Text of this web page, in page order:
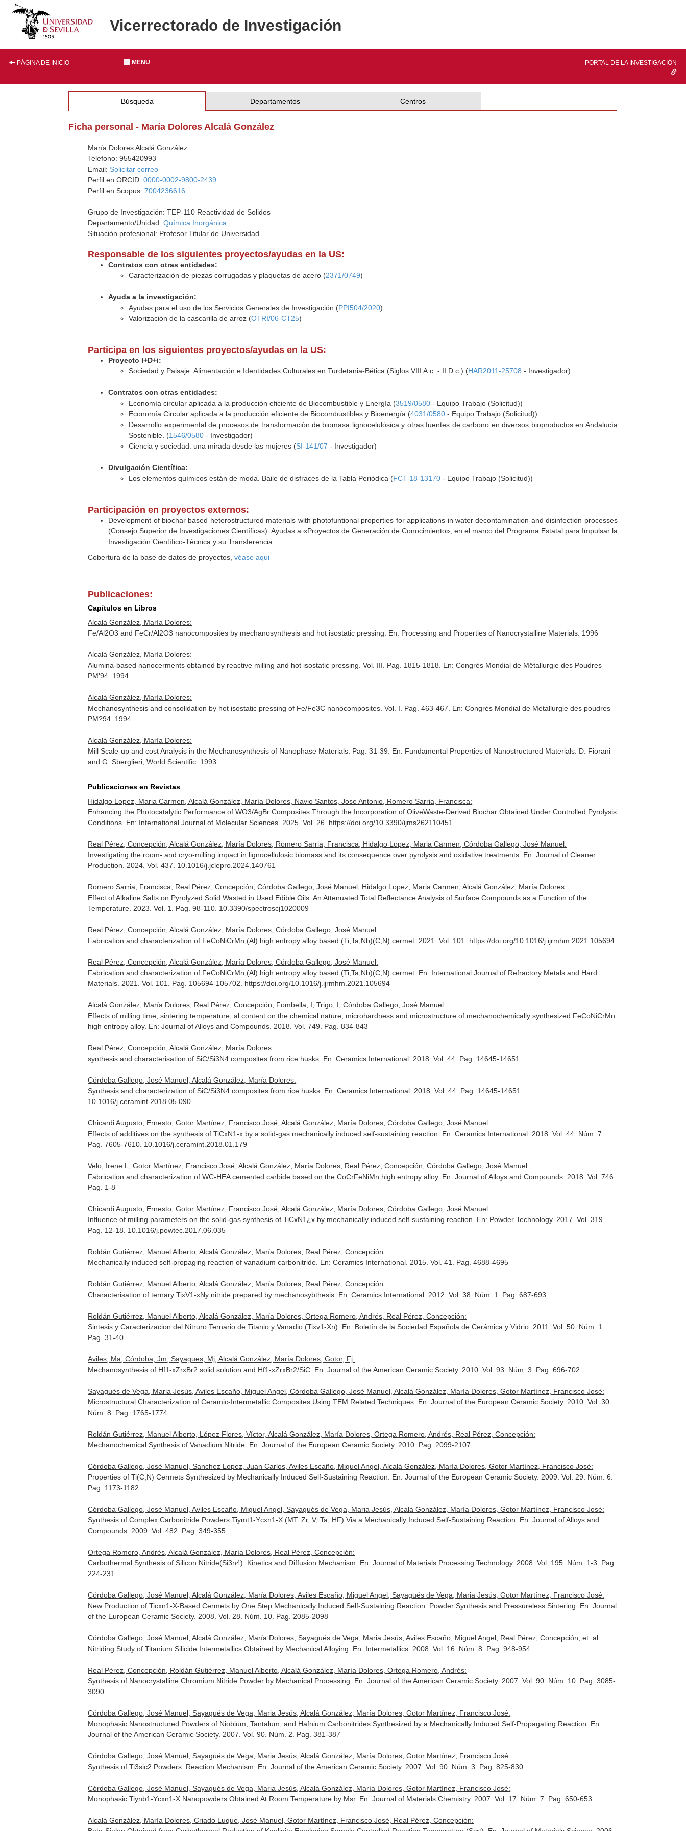
Vicerrectorado de Investigación
PÁGINA DE INICIO MENU PORTAL DE LA INVESTIGACIÓN
Búsqueda Departamentos Centros
Ficha personal - María Dolores Alcalá González
María Dolores Alcalá González
Telefono: 955420993
Email: Solicitar correo
Perfil en ORCID:0000-0002-9800-2439
Perfil en Scopus:7004236616
Grupo de Investigación: TEP-110 Reactividad de Solidos
Departamento/Unidad:Química Inorgánica
Situación profesional: Profesor Titular de Universidad
Responsable de los siguientes proyectos/ayudas en la US:
Contratos con otras entidades:
Caracterización de piezas corrugadas y plaquetas de acero (2371/0749)
Ayuda a la investigación:
Ayudas para el uso de los Servicios Generales de Investigación (PPI504/2020)
Valorización de la cascarilla de arroz (OTRI/06-CT25)
Participa en los siguientes proyectos/ayudas en la US:
Proyecto I+D+i:
Sociedad y Paisaje: Alimentación e Identidades Culturales en Turdetania-Bética (Siglos VIII A.c. - II D.c.) (HAR2011-25708 - Investigador)
Contratos con otras entidades:
Economía circular aplicada a la producción eficiente de Biocombustible y Energía (3519/0580 - Equipo Trabajo (Solicitud))
Economía Circular aplicada a la producción eficiente de Biocombustibles y Bioenergía (4031/0580 - Equipo Trabajo (Solicitud))
Desarrollo experimental de procesos de transformación de biomasa lignocelulósica y otras fuentes de carbono en diversos bioproductos en Andalucía
Sostenible. (1546/0580 - Investigador)
Ciencia y sociedad: una mirada desde las mujeres (SI-141/07 - Investigador)
Divulgación Científica:
Los elementos químicos están de moda. Baile de disfraces de la Tabla Periódica (FCT-18-13170 - Equipo Trabajo (Solicitud))
Participación en proyectos externos:
Development of biochar based heterostructured materials with photofuntional properties for applications in water decontamination and disinfection processes
(Consejo Superior de Investigaciones Científicas). Ayudas a «Proyectos de Generación de Conocimiento», en el marco del Programa Estatal para Impulsar la
Investigación Científico-Técnica y su Transferencia
Cobertura de la base de datos de proyectos,véase aqui
Publicaciones:
Capítulos en Libros
Alcalá González, María Dolores:
Fe/Al2O3 and FeCr/Al2O3 nanocomposites by mechanosynthesis and hot isostatic pressing. En: Processing and Properties of Nanocrystalline Materials . 1996
Alcalá González, María Dolores:
Alumina-based nanocerments obtained by reactive milling and hot isostatic pressing. Vol. III. Pag. 1815-1818. En: Congrès Mondial de Mêtallurgie des Poudres
PM'94 . 1994
Alcalá González, María Dolores:
Mechanosynthesis and consolidation by hot isostatic pressing of Fe/Fe3C nanocomposites. Vol. I. Pag. 463-467. En: Congrès Mondial de Metallurgie des poudres
PM?94 . 1994
Alcalá González, María Dolores:
Mill Scale-up and cost Analysis in the Mechanosynthesis of Nanophase Materials. Pag. 31-39. En: Fundamental Properties of Nanostructured Materials . D. Fiorani
and G. Sberglieri, World Scientific. 1993
Publicaciones en Revistas
Hidalgo Lopez, Maria Carmen, Alcalá González, María Dolores, Navio Santos, Jose Antonio, Romero Sarria, Francisca:
Enhancing the Photocatalytic Performance of WO3/AgBr Composites Through the Incorporation of OliveWaste-Derived Biochar Obtained Under Controlled Pyrolysis
Conditions. En: International Journal of Molecular Sciences . 2025. Vol. 26. https://doi.org/10.3390/ijms262110451
Real Pérez, Concepción, Alcalá González, María Dolores, Romero Sarria, Francisca, Hidalgo Lopez, Maria Carmen, Córdoba Gallego, José Manuel:
Investigating the room- and cryo-milling impact in lignocellulosic biomass and its consequence over pyrolysis and oxidative treatments. En: Journal of Cleaner
Production . 2024. Vol. 437. 10.1016/j.jclepro.2024.140761
Romero Sarria, Francisca, Real Pérez, Concepción, Córdoba Gallego, José Manuel, Hidalgo Lopez, Maria Carmen, Alcalá González, María Dolores:
Effect of Alkaline Salts on Pyrolyzed Solid Wasted in Used Edible Oils: An Attenuated Total Reflectance Analysis of Surface Compounds as a Function of the
Temperature. 2023. Vol. 1. Pag. 98-110. 10.3390/spectroscj1020009
Real Pérez, Concepción, Alcalá González, María Dolores, Córdoba Gallego, José Manuel:
Fabrication and characterization of FeCoNiCrMn,(Al) high entropy alloy based (Ti,Ta,Nb)(C,N) cermet. 2021. Vol. 101. https://doi.org/10.1016/j.ijrmhm.2021.105694
Real Pérez, Concepción, Alcalá González, María Dolores, Córdoba Gallego, José Manuel:
Fabrication and characterization of FeCoNiCrMn,(Al) high entropy alloy based (Ti,Ta,Nb)(C,N) cermet. En: International Journal of Refractory Metals and Hard
Materials . 2021. Vol. 101. Pag. 105694-105702. https://doi.org/10.1016/j.ijrmhm.2021.105694
Alcalá González, María Dolores, Real Pérez, Concepción, Fombella, I, Trigo, I, Córdoba Gallego, José Manuel:
Effects of milling time, sintering temperature, al content on the chemical nature, microhardness and microstructure of mechanochemically synthesized FeCoNiCrMn
high entropy alloy. En: Journal of Alloys and Compounds . 2018. Vol. 749. Pag. 834-843
Real Pérez, Concepción, Alcalá González, María Dolores:
synthesis and characterisation of SiC/Si3N4 composites from rice husks. En: Ceramics International . 2018. Vol. 44. Pag. 14645-14651
Córdoba Gallego, José Manuel, Alcalá González, María Dolores:
Synthesis and characterization of SiC/Si3N4 composites from rice husks. En: Ceramics International . 2018. Vol. 44. Pag. 14645-14651.
10.1016/j.ceramint.2018.05.090
Chicardi Augusto, Ernesto, Gotor Martínez, Francisco José, Alcalá González, María Dolores, Córdoba Gallego, José Manuel:
Effects of additives on the synthesis of TiCxN1-x by a solid-gas mechanically induced self-sustaining reaction. En: Ceramics International . 2018. Vol. 44. Núm. 7.
Pag. 7605-7610. 10.1016/j.ceramint.2018.01.179
Velo, Irene L, Gotor Martínez, Francisco José, Alcalá González, María Dolores, Real Pérez, Concepción, Córdoba Gallego, José Manuel:
Fabrication and characterization of WC-HEA cemented carbide based on the CoCrFeNiMn high entropy alloy. En: Journal of Alloys and Compounds . 2018. Vol. 746.
Pag. 1-8
Chicardi Augusto, Ernesto, Gotor Martínez, Francisco José, Alcalá González, María Dolores, Córdoba Gallego, José Manuel:
Influence of milling parameters on the solid-gas synthesis of TiCxN1¿x by mechanically induced self-sustaining reaction. En: Powder Technology. 2017. Vol. 319.
Pag. 12-18. 10.1016/j.powtec.2017.06.035
Roldán Gutiérrez, Manuel Alberto, Alcalá González, María Dolores, Real Pérez, Concepción:
Mechanically induced self-propaging reaction of vanadium carbonitride. En: Ceramics International . 2015. Vol. 41. Pag. 4688-4695
Roldán Gutiérrez, Manuel Alberto, Alcalá González, María Dolores, Real Pérez, Concepción:
Characterisation of ternary TixV1-xNy nitride prepared by mechanosybthesis. En: Ceramics International . 2012. Vol. 38. Núm. 1. Pag. 687-693
Roldán Gutiérrez, Manuel Alberto, Alcalá González, María Dolores, Ortega Romero, Andrés, Real Pérez, Concepción:
Sintesis y Caracterizacion del Nitruro Ternario de Titanio y Vanadio (Tixv1-Xn). En: Boletín de la Sociedad Española de Cerámica y Vidrio . 2011. Vol. 50. Núm. 1.
Pag. 31-40
Aviles, Ma, Córdoba, Jm, Sayagues, Mj, Alcalá González, María Dolores, Gotor, Fj:
Mechanosynthesis of Hf1-xZrxBr2 solid solution and Hf1-xZrxBr2/SiC. En: Journal of the American Ceramic Society. 2010. Vol. 93. Núm. 3. Pag. 696-702
Sayagués de Vega, Maria Jesús, Aviles Escaño, Miguel Angel, Córdoba Gallego, José Manuel, Alcalá González, María Dolores, Gotor Martínez, Francisco José:
Microstructural Characterization of Ceramic-Intermetallic Composites Using TEM Related Techniques. En: Journal of the European Ceramic Society. 2010. Vol. 30.
Núm. 8. Pag. 1765-1774
Roldán Gutiérrez, Manuel Alberto, López Flores, Víctor, Alcalá González, María Dolores, Ortega Romero, Andrés, Real Pérez, Concepción:
Mechanochemical Synthesis of Vanadium Nitride. En: Journal of the European Ceramic Society. 2010. Pag. 2099-2107
Córdoba Gallego, José Manuel, Sanchez Lopez, Juan Carlos, Aviles Escaño, Miguel Angel, Alcalá González, María Dolores, Gotor Martínez, Francisco José:
Properties of Ti(C,N) Cermets Synthesized by Mechanically Induced Self-Sustaining Reaction. En: Journal of the European Ceramic Society. 2009. Vol. 29. Núm. 6.
Pag. 1173-1182
Córdoba Gallego, José Manuel, Aviles Escaño, Miguel Angel, Sayagués de Vega, Maria Jesús, Alcalá González, María Dolores, Gotor Martínez, Francisco José:
Synthesis of Complex Carbonitride Powders Tiymt1-Ycxn1-X (MT: Zr, V, Ta, HF) Via a Mechanically Induced Self-Sustaining Reaction. En: Journal of Alloys and
Compounds . 2009. Vol. 482. Pag. 349-355
Ortega Romero, Andrés, Alcalá González, María Dolores, Real Pérez, Concepción:
Carbothermal Synthesis of Silicon Nitride(Si3n4): Kinetics and Diffusion Mechanism. En: Journal of Materials Processing Technology. 2008. Vol. 195. Núm. 1-3. Pag.
224-231
Córdoba Gallego, José Manuel, Alcalá González, María Dolores, Aviles Escaño, Miguel Angel, Sayagués de Vega, Maria Jesús, Gotor Martínez, Francisco José:
New Production of Ticxn1-X-Based Cermets by One Step Mechanically Induced Self-Sustaining Reaction: Powder Synthesis and Pressureless Sintering. En: Journal
of the European Ceramic Society. 2008. Vol. 28. Núm. 10. Pag. 2085-2098
Córdoba Gallego, José Manuel, Alcalá González, María Dolores, Sayagués de Vega, Maria Jesús, Aviles Escaño, Miguel Angel, Real Pérez, Concepción, et. al.:
Nitriding Study of Titanium Silicide Intermetallics Obtained by Mechanical Alloying. En: Intermetallics . 2008. Vol. 16. Núm. 8. Pag. 948-954
Real Pérez, Concepción, Roldán Gutiérrez, Manuel Alberto, Alcalá González, María Dolores, Ortega Romero, Andrés:
Synthesis of Nanocrystalline Chromium Nitride Powder by Mechanical Processing. En: Journal of the American Ceramic Society. 2007. Vol. 90. Núm. 10. Pag. 3085-
3090
Córdoba Gallego, José Manuel, Sayagués de Vega, Maria Jesús, Alcalá González, María Dolores, Gotor Martínez, Francisco José:
Monophasic Nanostructured Powders of Niobium, Tantalum, and Hafnium Carbonitrides Synthesized by a Mechanically Induced Self-Propagating Reaction. En:
Journal of the American Ceramic Society. 2007. Vol. 90. Núm. 2. Pag. 381-387
Córdoba Gallego, José Manuel, Sayagués de Vega, Maria Jesús, Alcalá González, María Dolores, Gotor Martínez, Francisco José:
Synthesis of Ti3sic2 Powders: Reaction Mechanism. En: Journal of the American Ceramic Society. 2007. Vol. 90. Núm. 3. Pag. 825-830
Córdoba Gallego, José Manuel, Sayagués de Vega, Maria Jesús, Alcalá González, María Dolores, Gotor Martínez, Francisco José:
Monophasic Tiynb1-Ycxn1-X Nanopowders Obtained At Room Temperature by Msr. En: Journal of Materials Chemistry. 2007. Vol. 17. Núm. 7. Pag. 650-653
Alcalá González, María Dolores, Criado Luque, José Manuel, Gotor Martínez, Francisco José, Real Pérez, Concepción: